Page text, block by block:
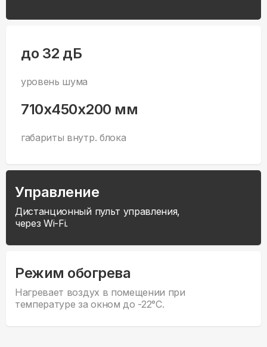
до 32 дБ
уровень шума
710x450x200 мм
габариты внутр. блока
Управление
Дистанционный пульт управления,
через Wi-Fi.
Режим обогрева
Нагревает воздух в помещении при
температуре за окном до -22°С.